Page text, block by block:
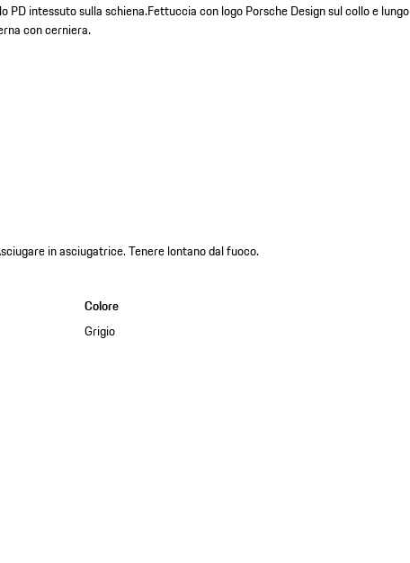
PD intessuto sulla schiena.Fettuccia con logo Porsche Design sul collo e lungo
con cerniera.
in asciugatrice. Tenere lontano dal fuoco.
Colore
Grigio